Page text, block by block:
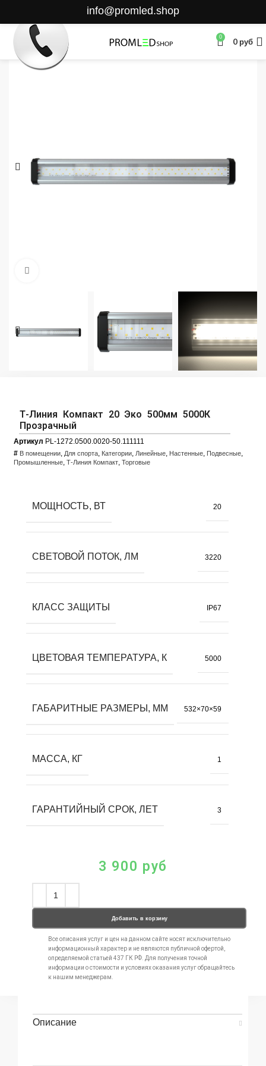
info@promled.shop
0 0руб
Т-Линия Компакт 20 Эко 500мм 5000К
Прозрачный
Артикул PL-1272.0500.0020-50.111111
# В помещении, Для спорта, Категории, Линейные, Настенные, Подвесные,
Промышленные, Т-Линия Компакт, Торговые
МОЩНОСТЬ, ВТ 20
СВЕТОВОЙ ПОТОК, ЛМ 3220
КЛАСС ЗАЩИТЫ IP67
ЦВЕТОВАЯ ТЕМПЕРАТУРА, К 5000
ГАБАРИТНЫЕ РАЗМЕРЫ, ММ 532×70×59
МАССА, КГ 1
ГАРАНТИЙНЫЙ СРОК, ЛЕТ 3
3 900 руб
Добавить в корзину
Все описания услуг и цен на данном сайте носят исключительно
информационный характер и не являются публичной офертой,
определяемой статьей 437 ГК РФ. Для получения точной
информации о стоимости и условиях оказания услуг обращайтесь
к нашим менеджерам.
Описание